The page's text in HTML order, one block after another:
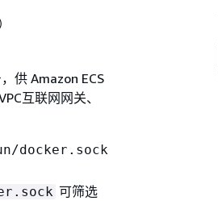
供 Amazon ECS
互联网网关、
docker.sock
可筛选